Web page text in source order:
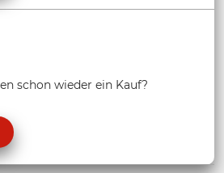
schon wieder ein Kauf?